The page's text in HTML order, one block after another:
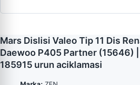
Mars Dislisi Valeo Tip 11 Dis
Daewoo P405 Partner (15646) |
185915 urun aciklamasi